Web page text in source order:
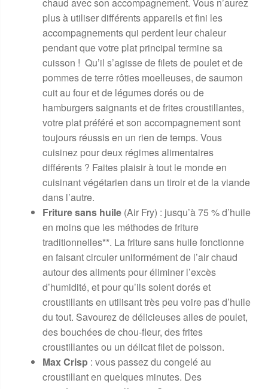
plus à utiliser différents appareils et fini les
accompagnements qui perdent leur chaleur
pendant que votre plat principal termine sa
cuisson ! Qu’il s’agisse de filets de poulet et de
pommes de terre rôties moelleuses, de saumon
cuit au four et de légumes dorés ou de
hamburgers saignants et de frites croustillantes,
votre plat préféré et son accompagnement sont
toujours réussis en un rien de temps. Vous
cuisinez pour deux régimes alimentaires
différents ? Faites plaisir à tout le monde en
cuisinant végétarien dans un tiroir et de la viande
dans l’autre.
Friture sans huile(Air Fry) : jusqu’à 75 % d’huile
en moins que les méthodes de friture
traditionnelles**. La friture sans huile fonctionne
en faisant circuler uniformément de l’air chaud
autour des aliments pour éliminer l’excès
d’humidité, et pour qu’ils soient dorés et
croustillants en utilisant très peu voire pas d’huile
du tout. Savourez de délicieuses ailes de poulet,
des bouchées de chou-fleur, des frites
croustillantes ou un délicat filet de poisson.
Max Crisp : vous passez du congelé au
croustillant en quelques minutes. Des